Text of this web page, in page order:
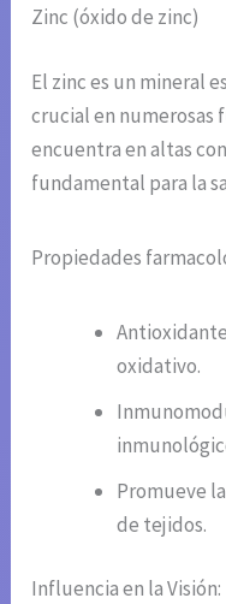
Zinc (óxido de zinc)
El zinc es un mineral
crucial en numerosas
encuentra en altas
fundamental para la
Propiedades
oxidativo.
Promueve
de tejidos.
Influencia en la Visión: